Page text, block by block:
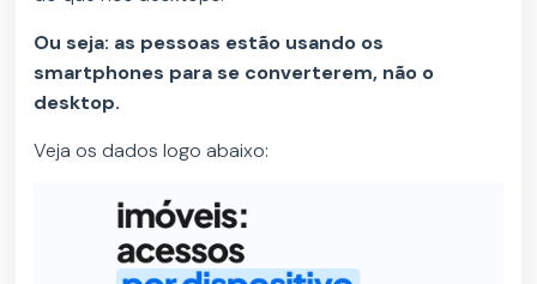
Ou seja: as pessoas estão usando os
smartphones para se converterem, não o
desktop.
Veja os dados logo abaixo: